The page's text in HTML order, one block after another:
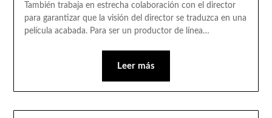
También trabaja en estrecha colaboración con el director
para garantizar que la visión del director se traduzca en una
película acabada. Para ser un productor de línea…
Leer más